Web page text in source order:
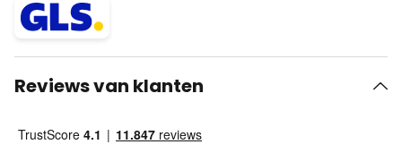
Reviews van klanten